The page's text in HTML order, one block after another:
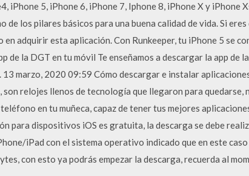
iPhone 5, iPhone 6, iPhone 7, Iphone 8, iPhone X y iPhone
de los pilares básicos para una buena calidad de vida. Si
en adquirir esta aplicación. Con Runkeeper, tu iPhone 5 se
de la DGT en tu móvil Te enseñamos a descargar la app de
marzo, 2020 09:59 Cómo descargar e instalar
relojes llenos de tecnología que llegaron para quedarse,
en tu muñeca, capaz de tener tus mejores
para dispositivos iOS es gratuita, la descarga se debe
iPad con el sistema operativo indicado que en este
con esto ya podrás empezar la descarga, recuerda al